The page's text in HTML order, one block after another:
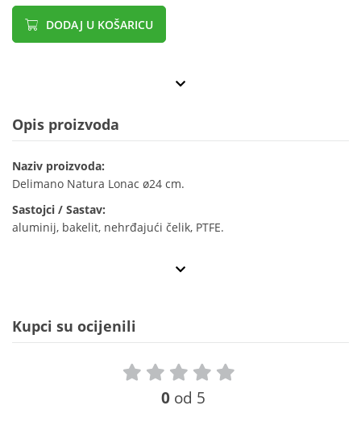
DODAJ U KOŠARICU
Opis proizvoda
Naziv proizvoda:
Delimano Natura Lonac ø24 cm.
Sastojci / Sastav:
aluminij, bakelit, nehrđajući čelik, PTFE.
Kupci su ocijenili
0 od 5